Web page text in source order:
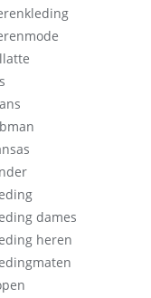
dames
heren